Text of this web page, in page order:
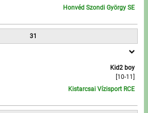
Honvéd Szondi György SE
31
Kid2 boy
[10-11]
Kistarcsai Vízisport RCE